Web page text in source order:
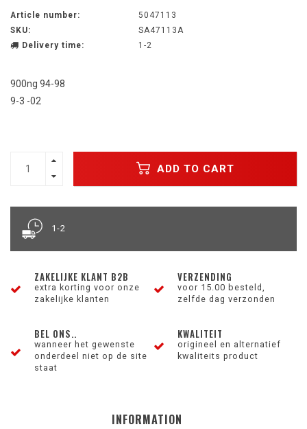
Article number:
5047113
SKU:
SA47113A
Delivery time:
1-2
900ng 94-98
9-3 -02
ADD TO CART
1-2
ZAKELIJKE KLANT B2B
extra korting voor onze
zakelijke klanten
VERZENDING
voor 15.00 besteld,
zelfde dag verzonden
BEL ONS..
wanneer het gewenste
onderdeel niet op de site
staat
KWALITEIT
origineel en alternatief
kwaliteits product
INFORMATION